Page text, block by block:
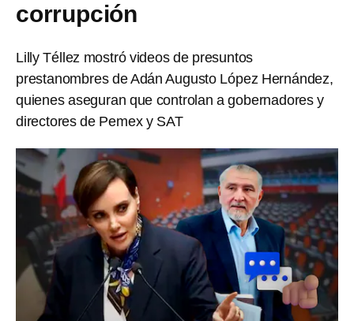
corrupción
Lilly Téllez mostró videos de presuntos
prestanombres de Adán Augusto López Hernández,
quienes aseguran que controlan a gobernadores y
directores de Pemex y SAT